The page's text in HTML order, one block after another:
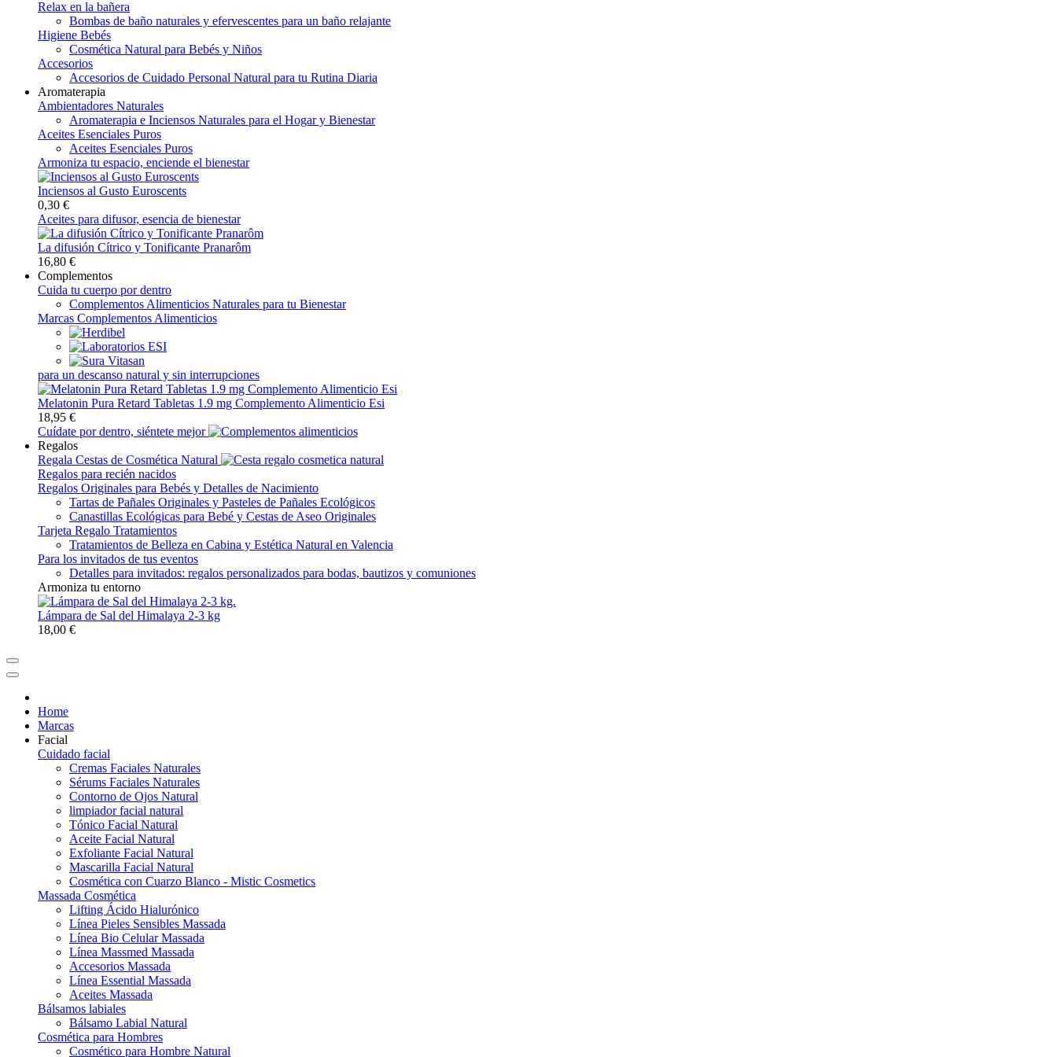
Relax en la bañera
Bombas de baño naturales y efervescentes para un baño relajante
Higiene Bebés
Cosmética Natural para Bebés y Niños
Accesorios
Accesorios de Cuidado Personal Natural para tu Rutina Diaria
Aromaterapia
Ambientadores Naturales
Aromaterapia e Inciensos Naturales para el Hogar y Bienestar
Aceites Esenciales Puros
Aceites Esenciales Puros
Armoniza tu espacio, enciende el bienestar
Inciensos al Gusto Euroscents
0,30 €
Aceites para difusor, esencia de bienestar
La difusión Cítrico y Tonificante Pranarôm
16,80 €
Complementos
Cuida tu cuerpo por dentro
Complementos Alimenticios Naturales para tu Bienestar
Marcas Complementos Alimenticios
para un descanso natural y sin interrupciones
Melatonin Pura Retard Tabletas 1.9 mg Complemento Alimenticio Esi
18,95 €
Cuídate por dentro, siéntete mejor
Regalos
Regala Cestas de Cosmética Natural
Regalos para recién nacidos
Regalos Originales para Bebés y Detalles de Nacimiento
Tartas de Pañales Originales y Pasteles de Pañales Ecológicos
Canastillas Ecológicas para Bebé y Cestas de Aseo Originales
Tarjeta Regalo Tratamientos
Tratamientos de Belleza en Cabina y Estética Natural en Valencia
Para los invitados de tus eventos
Detalles para invitados: regalos personalizados para bodas, bautizos y comuniones
Armoniza tu entorno
Lámpara de Sal del Himalaya 2-3 kg
18,00 €
Home
Marcas
Facial
Cuidado facial
Cremas Faciales Naturales
Sérums Faciales Naturales
Contorno de Ojos Natural
limpiador facial natural
Tónico Facial Natural
Aceite Facial Natural
Exfoliante Facial Natural
Mascarilla Facial Natural
Cosmética con Cuarzo Blanco - Mistic Cosmetics
Massada Cosmética
Lifting Ácido Hialurónico
Línea Pieles Sensibles Massada
Línea Bio Celular Massada
Línea Massmed Massada
Accesorios Massada
Línea Essential Massada
Aceites Massada
Bálsamos labiales
Bálsamo Labial Natural
Cosmética para Hombres
Cosmético para Hombre Natural